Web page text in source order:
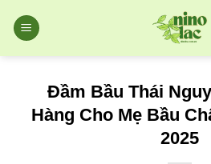
đến
Đầm Bầu Thái
Hàng Cho Mẹ Bầu
2025